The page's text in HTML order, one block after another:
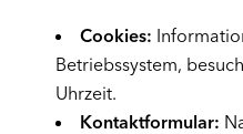
Cookies:
Betriebssystem,
Uhrzeit.
Kontaktformular: